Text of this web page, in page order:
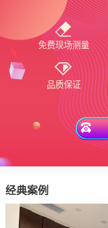
免费现场测量
品质保证